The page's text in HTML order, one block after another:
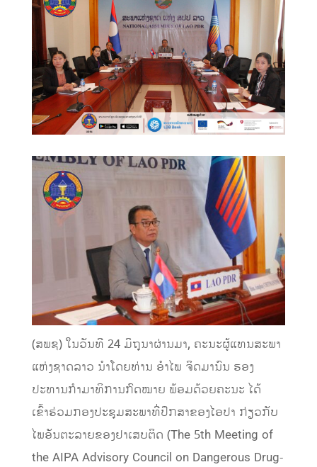
(ສພຊ) ໃນວັນທີ 24 ມິຖຸນາຜ່ານມາ, ຄະນະຜູ້ແທນສະພາ
ແຫ່ງຊາດລາວ ນໍາໂດຍທ່ານ ອໍາໄພ ຈິດມານົນ ຮອງ
ປະທານກຳມາທິການກົດໝາຍ ພ້ອມດ້ວຍຄະນະ ໄດ້
ເຂົ້າຮ່ວມກອງປະຊຸມສະພາທີ່ປຶກສາຂອງໄອປາ ກ່ຽວກັບ
ໄພອັນຕະລາຍຂອງຢາເສບຕິດ (The 5th Meeting of
the AIPA Advisory Council on Dangerous Drug-